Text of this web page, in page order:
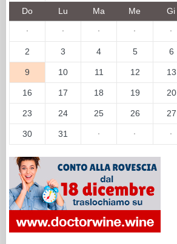
Do Lu Ma Me Gi
· · · · ·
2 3 4 5 6
9 10 11 12 13
16 17 18 19 20
23 24 25 26 27
30 31 · · ·